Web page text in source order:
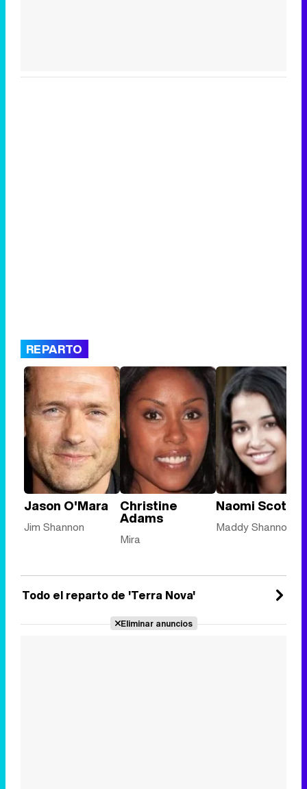
REPARTO
Jason O'Mara
Jim Shannon
Christine
Adams
Mira
Naomi Scott
Maddy Shannon
Todo el reparto de 'Terra Nova'
Eliminar anuncios